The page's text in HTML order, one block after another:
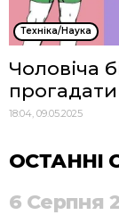
Техніка/Наука
Чоловіча
18:04, 09.05.2025
ОСТАННІ
6 Серпня